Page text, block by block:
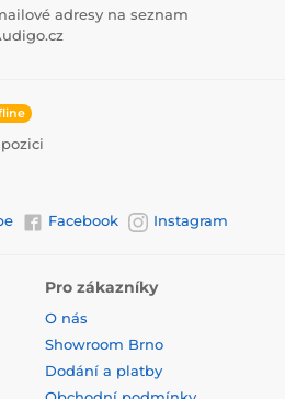
adresy na seznam
Facebook Instagram
Pro zákazníky
O nás
Showroom Brno
Dodání a platby